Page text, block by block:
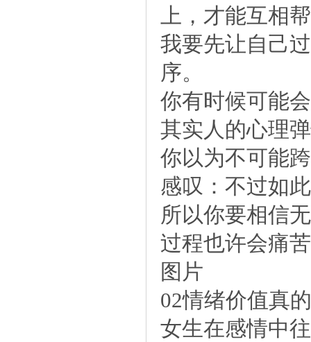
上，才能互相
我要先让自己
序。
你有时候可能
其实人的心理
你以为不可能
感叹：不过如
所以你要相信
过程也许会痛
图片
02情绪价值真
女生在感情中